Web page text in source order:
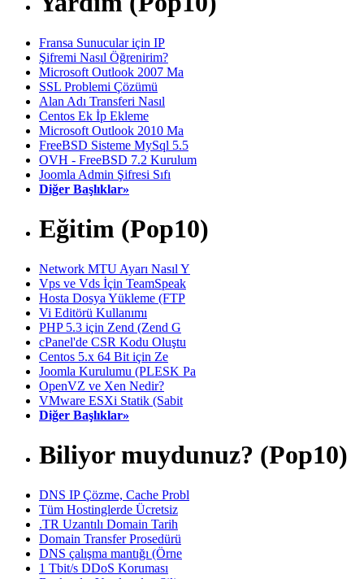
Fransa Sunucular için IP
Şifremi Nasıl Öğrenirim?
Microsoft Outlook 2007 Ma
SSL Problemi Çözümü
Alan Adı Transferi Nasıl
Centos Ek İp Ekleme
Microsoft Outlook 2010 Ma
FreeBSD Sisteme MySql 5.5
OVH - FreeBSD 7.2 Kurulum
Joomla Admin Şifresi Sıfı
Diğer Başlıklar»
Eğitim (Pop10)
Network MTU Ayarı Nasıl Y
Vps ve Vds İçin TeamSpeak
Hosta Dosya Yükleme (FTP
Vi Editörü Kullanımı
PHP 5.3 için Zend (Zend G
cPanel'de CSR Kodu Oluştu
Centos 5.x 64 Bit için Ze
Joomla Kurulumu (PLESK Pa
OpenVZ ve Xen Nedir?
VMware ESXi Statik (Sabit
Diğer Başlıklar»
Biliyor muydunuz? (Pop10)
DNS IP Çözme, Cache Probl
Tüm Hostinglerde Ücretsiz
.TR Uzantılı Domain Tarih
Domain Transfer Prosedürü
DNS çalışma mantığı (Örne
1 Tbit/s DDoS Koruması